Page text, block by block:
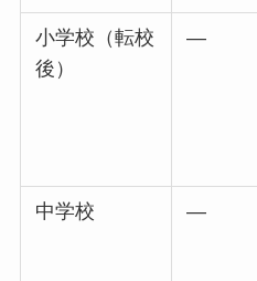
小学校（転校
後）
―
中学校 ―